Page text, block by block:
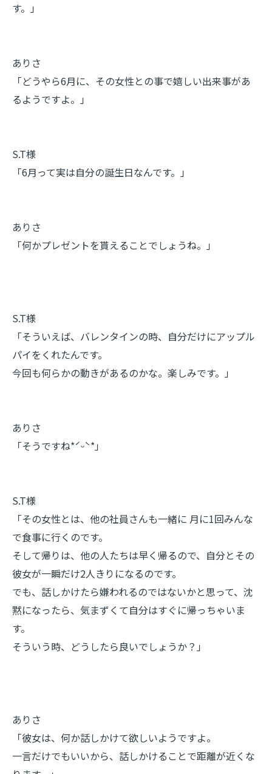
す。」
ありさ
「どうやら6月に、その女性との事で嬉しい出来事があ
るようですよ。」
S.T様
「6月って実は自分の誕生日なんです。」
ありさ
「何かプレゼントを貰えることでしょうね。」
S.T様
「そういえば、バレンタインの時、自分だけにアップル
パイをくれたんです。
今回も何らかの動きがあるのかな。楽しみです。」
ありさ
「そうですね*ˊᵕˋ*」
S.T様
「その女性とは、他の社員さんも一緒に 月に1回みんな
で食事に行くのです。
そして帰りは、他の人たちは早く帰るので、自分とその
彼女が一瞬だけ2人きりになるのです。
でも、話しかけたら嫌われるのではないかと思って、沈
黙になったら、気まずくて自分はすぐに帰っちゃいま
す。
そういう時、どうしたら良いでしょうか？」
ありさ
「彼女は、何か話しかけて欲しいようですよ。
一言だけでもいいから、話しかけることで距離が近くな